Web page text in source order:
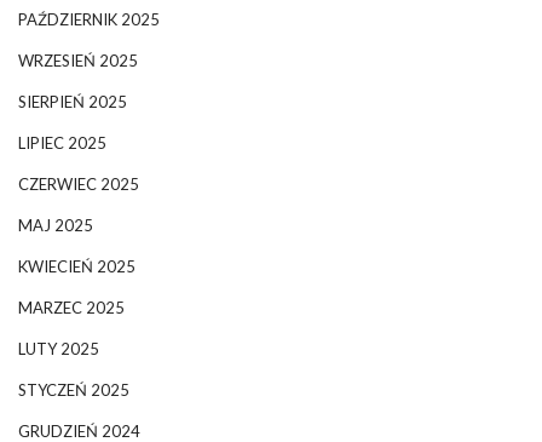
PAŹDZIERNIK 2025
WRZESIEŃ 2025
SIERPIEŃ 2025
LIPIEC 2025
CZERWIEC 2025
MAJ 2025
KWIECIEŃ 2025
MARZEC 2025
LUTY 2025
STYCZEŃ 2025
GRUDZIEŃ 2024